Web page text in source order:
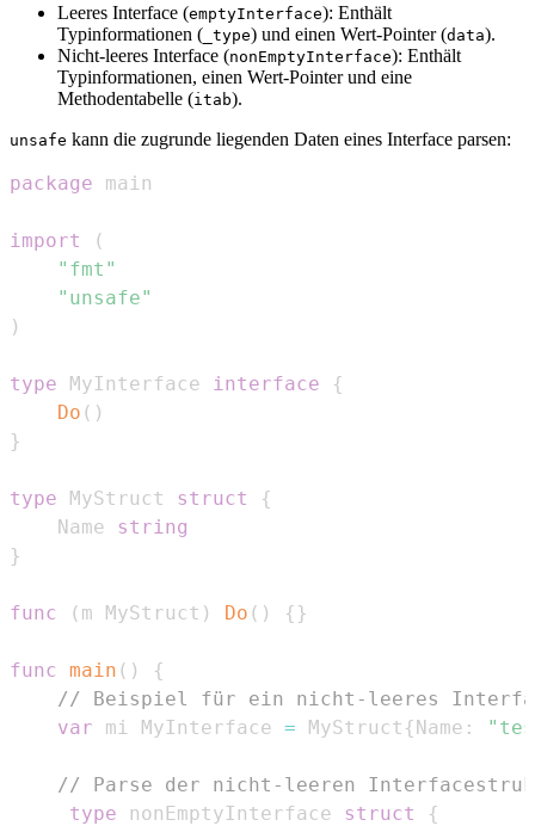
Leeres Interface (emptyInterface): Enthält
Typinformationen ( _type) und einen Wert-Pointer (data).
Nicht-leeres Interface (nonEmptyInterface): Enthält
Typinformationen, einen Wert-Pointer und eine
Methodentabelle (itab).
unsafe kann die zugrunde liegenden Daten eines Interface parsen:
package
import
(
"fmt"
"unsafe"
)
type MyInterface interface
{
Do ( )
}
type MyStruct struct
{
	Name
string
}
func ( m MyStruct ) Do ( ) { }
func main ( )
{
// Beispiel für ein nicht-leeres
var mi MyInterface = MyStruct {Name :
// Parse der nicht-leeren
type nonEmptyInterface struct {